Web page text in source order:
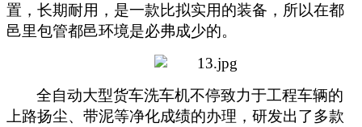
置，长期耐用，是一款比拟实用的装备，所以在都
邑里包管都邑环境是必弗成少的。
全自动大型货车洗车机不停致力于工程车辆的
上路扬尘、带泥等净化成绩的办理，研发出了多款